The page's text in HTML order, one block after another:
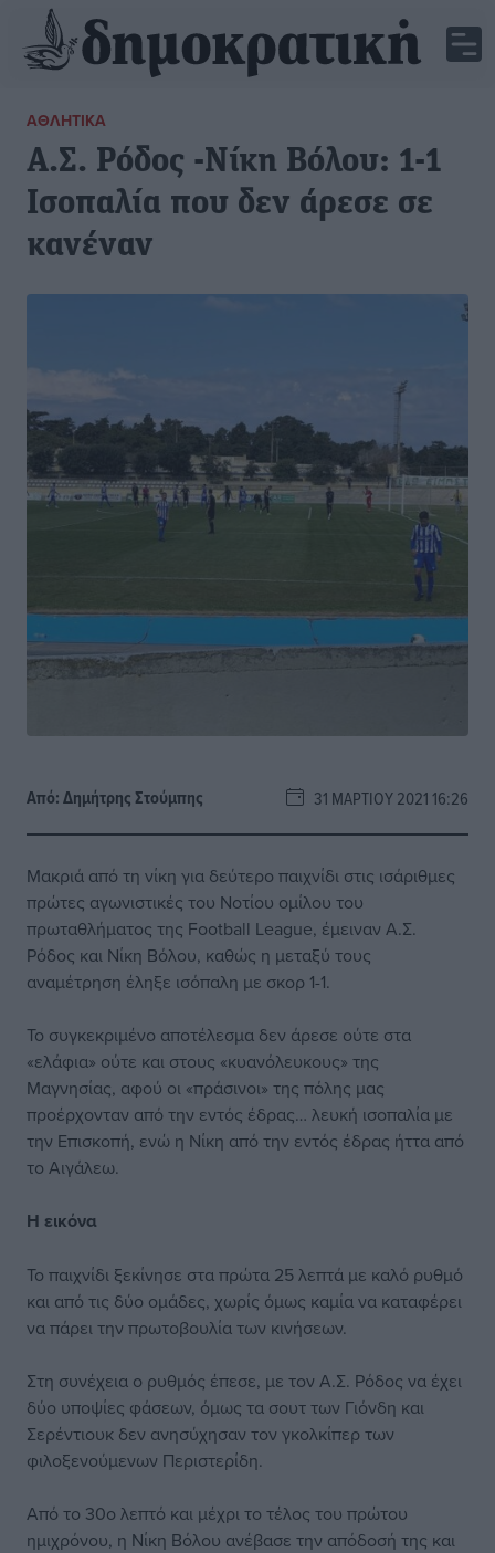
ΑΘΛΗΤΙΚΆ
Α.Σ. Ρόδος -Νίκη Βόλου: 1-1
Ισοπαλία που δεν άρεσε σε
κανέναν
Από:Δημήτρης Στούμπης 31 ΜΑΡΤΊΟΥ 2021 16:26
Μακριά από τη νίκη για δεύτερο παιχνίδι στις ισάριθμες
πρώτες αγωνιστικές του Νοτίου ομίλου του
πρωταθλήματος της Football League, έμειναν Α.Σ.
Ρόδος και Νίκη Βόλου, καθώς η μεταξύ τους
αναμέτρηση έληξε ισόπαλη με σκορ 1-1.
Το συγκεκριμένο αποτέλεσμα δεν άρεσε ούτε στα
«ελάφια» ούτε και στους «κυανόλευκους» της
Μαγνησίας, αφού οι «πράσινοι» της πόλης μας
προέρχονταν από την εντός έδρας… λευκή ισοπαλία με
την Επισκοπή, ενώ η Νίκη από την εντός έδρας ήττα από
το Αιγάλεω.
Η εικόνα
Το παιχνίδι ξεκίνησε στα πρώτα 25 λεπτά με καλό ρυθμό
και από τις δύο ομάδες, χωρίς όμως καμία να καταφέρει
να πάρει την πρωτοβουλία των κινήσεων.
Στη συνέχεια ο ρυθμός έπεσε, με τον Α.Σ. Ρόδος να έχει
δύο υποψίες φάσεων, όμως τα σουτ των Γιόνδη και
Σερέντιουκ δεν ανησύχησαν τον γκολκίπερ των
φιλοξενούμενων Περιστερίδη.
Από το 30ο λεπτό και μέχρι το τέλος του πρώτου
ημιχρόνου, η Νίκη Βόλου ανέβασε την απόδοσή της και